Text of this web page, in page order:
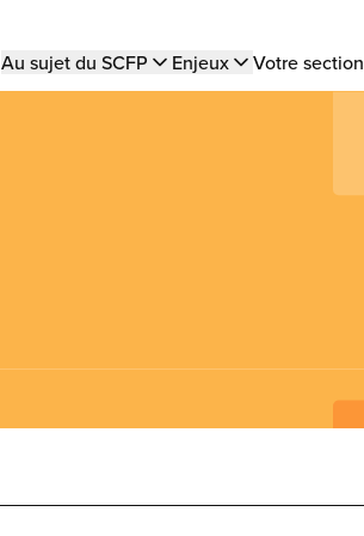
Main
Au sujet du SCFP Enjeux Votre